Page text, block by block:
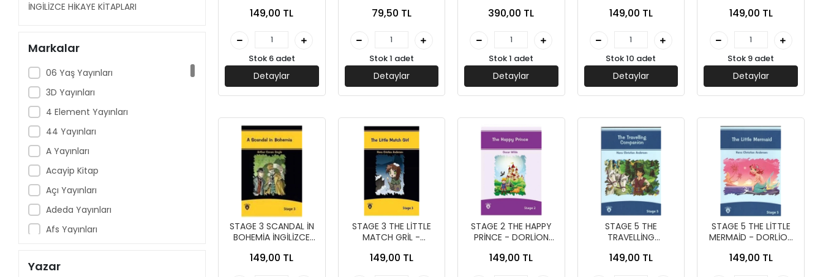
İNGİLİZCE HİKAYE KİTAPLARI
Markalar
06 Yaş Yayınları
3D Yayınları
4 Element Yayınları
44 Yayınları
A Yayınları
Acayip Kitap
Açı Yayınları
Adeda Yayınları
Afs Yayınları
Aile Yayınları
Yazar
149,00 TL
Stok 6 adet
Detaylar
79,50 TL
Stok 1 adet
Detaylar
Yayınevi
390,00 TL
Stok 1 adet
Detaylar
YAYINLARI
149,00 TL
Stok 10 adet
Detaylar
YAYINLARI
149,00 TL
Stok 9 adet
Detaylar
STAGE 3 SCANDAL İN
BOHEMİA İNGİLİZCE
YAYINLARI
149,00 TL
STAGE 3 THE LİTTLE
MATCH GRİL -
149,00 TL
STAGE 2 THE HAPPY
PRİNCE - DORLİON
149,00 TL
STAGE 5 THE
TRAVELLİNG
DORLİON YAYINLARI
149,00 TL
STAGE 5 THE LİTTLE
MERMAİD - DORLİON
149,00 TL